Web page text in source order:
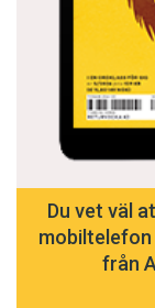
Du vet väl
mobiltelefon
från